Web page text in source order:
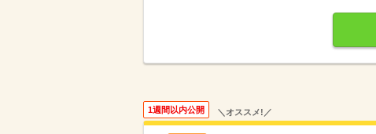
1週間以内公開 ＼オススメ!／